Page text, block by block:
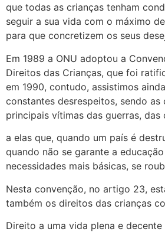
que todas as crianças tenham
seguir a sua vida com o máximo
para que concretizem os seus
Em 1989 a ONU adoptou a
Direitos das Crianças, que foi
em 1990, contudo, assistimos
constantes desrespeitos, sendo as
principais vítimas das guerras, das
a elas que, quando um país é
quando não se garante a
necessidades mais básicas, se
Nesta convenção, no artigo 23,
também os direitos das crianças
Direito a uma vida plena e